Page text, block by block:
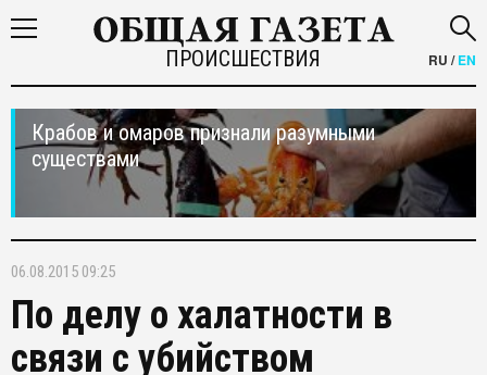
ПРОИСШЕСТВИЯ RU /EN
Крабов и омаров признали разумными
существами
06.08.2015 09:25
По делу о халатности в
связи с убийством